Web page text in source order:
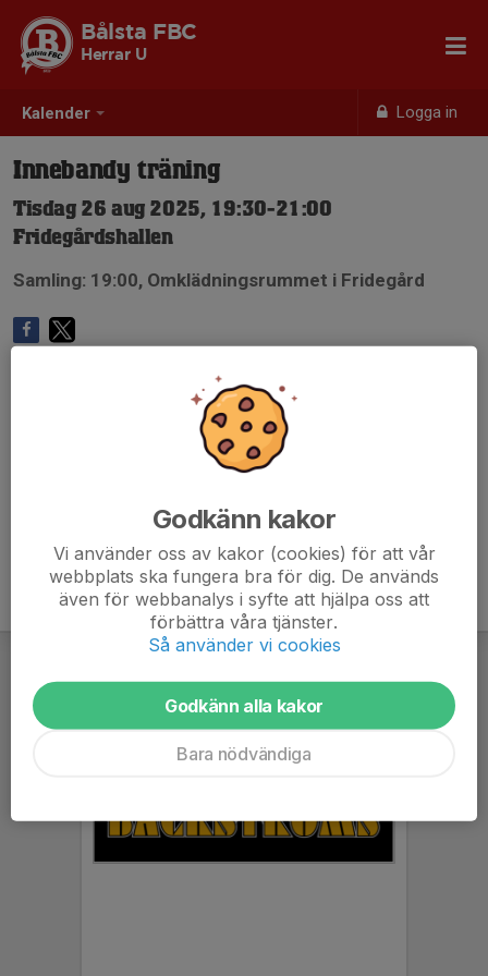
Kalender Logga in
Bålsta FBC
Herrar U
Innebandy träning
Tisdag 26 aug 2025, 19:30-21:00
Fridegårdshallen
Samling: 19:00, Omklädningsrummet i Fridegård
Godkänn kakor
Vi använder oss av kakor (cookies) för att vår
webbplats ska fungera bra för dig. De används
även för webbanalys i syfte att hjälpa oss att
förbättra våra tjänster.
Så använder vi cookies
Godkänn alla kakor
Bara nödvändiga